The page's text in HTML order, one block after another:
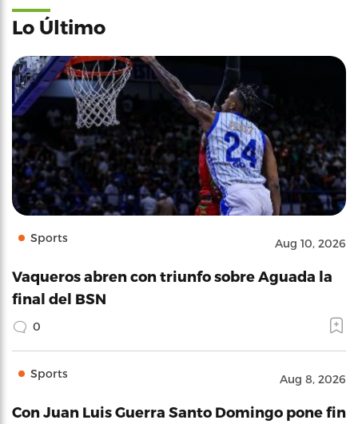
Lo Último
Sports Aug 10, 2026
Vaqueros abren con triunfo sobre Aguada la
final del BSN
0
Sports Aug 8, 2026
Con Juan Luis Guerra Santo Domingo pone fin